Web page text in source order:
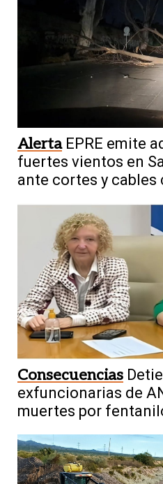
Alerta EPRE emite
fuertes vientos en
ante cortes y cables
Consecuencias
exfuncionarias de
muertes por